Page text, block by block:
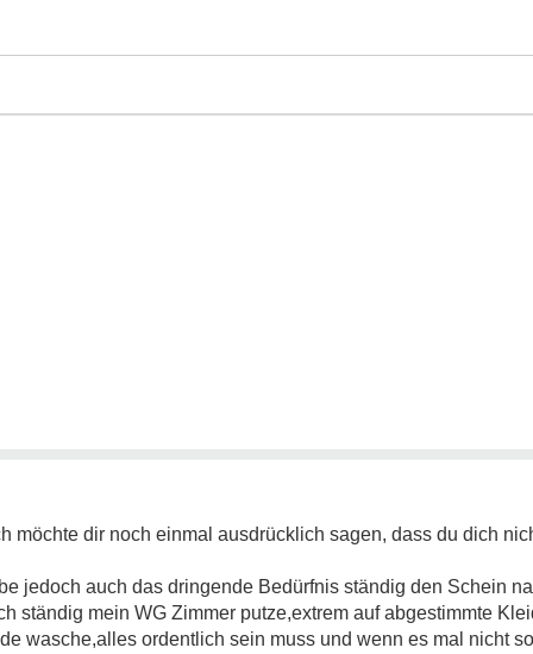
möchte dir noch einmal ausdrücklich sagen, dass du dich
jedoch auch das dringende Bedürfnis ständig den Schein
ständig mein WG Zimmer putze,extrem auf abgestimmte
wasche,alles ordentlich sein muss und wenn es mal nicht